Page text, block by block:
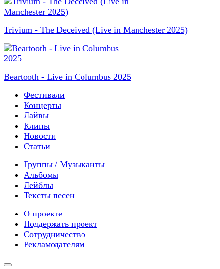
Trivium - The Deceived (Live in Manchester 2025)
Beartooth - Live in Columbus 2025
Фестивали
Концерты
Лайвы
Клипы
Новости
Статьи
Группы / Музыканты
Альбомы
Лейблы
Тексты песен
О проекте
Поддержать проект
Сотрудничество
Рекламодателям